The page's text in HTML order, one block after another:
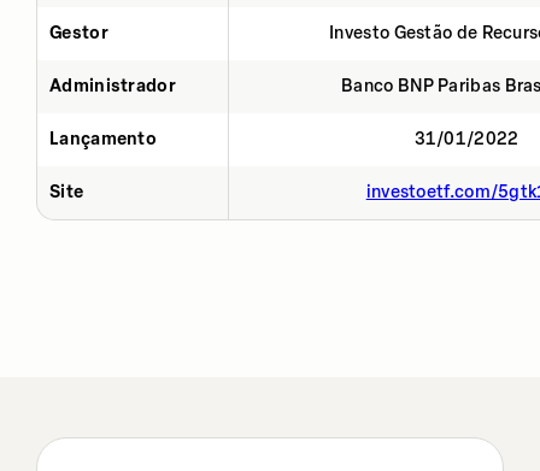
Gestor Investo Gestão de
Administrador Banco BNP Paribas
Lançamento 31/01/2022
Site investoetf.com/